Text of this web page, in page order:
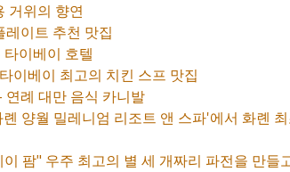
거위의 향연
이트 추천 맛집
이베이 호텔
이베이 최고의 치킨 스프 맛집
례 대만 음식 카니발
양월 밀레니엄 리조트 앤 스파'에서 화롄
팜" 우주 최고의 별 세 개짜리 파전을 만들